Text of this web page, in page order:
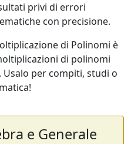
privi di errori
con precisione.
di Polinomi è
di polinomi
per compiti, studi o
e Generale